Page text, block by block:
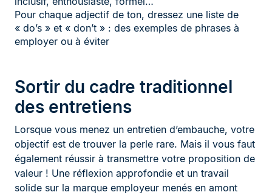
Pour chaque adjectif de ton, dressez une liste de
« do’s » et « don’t » : des exemples de phrases à
employer ou à éviter
Sortir du cadre traditionnel
des entretiens
Lorsque vous menez un entretien d’embauche, votre
objectif est de trouver la perle rare. Mais il vous faut
également réussir à transmettre votre proposition de
valeur ! Une réflexion approfondie et un travail
solide sur la marque employeur menés en amont